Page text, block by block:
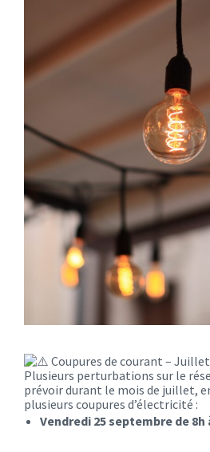
Coupures de courant – Juillet
Plusieurs perturbations sur le
prévoir durant le mois de juillet,
plusieurs coupures d’électricité :
Vendredi 25 septembre de 8h